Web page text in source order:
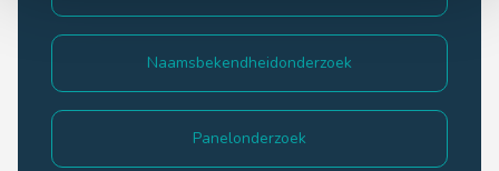
Naamsbekendheidonderzoek
Panelonderzoek